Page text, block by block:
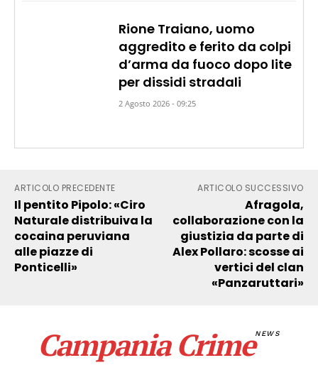
Rione Traiano, uomo
aggredito e ferito da colpi
d’arma da fuoco dopo lite
per dissidi stradali
2 Agosto 2026 - 09:25
ARTICOLO PRECEDENTE
Il pentito Pipolo: «Ciro
Naturale distribuiva la
cocaina peruviana
alle piazze di
Ponticelli»
ARTICOLO SUCCESSIVO
Afragola,
collaborazione con la
giustizia da parte di
Alex Pollaro: scosse ai
vertici del clan
«Panzaruttari»
Campania CrimeNEWS